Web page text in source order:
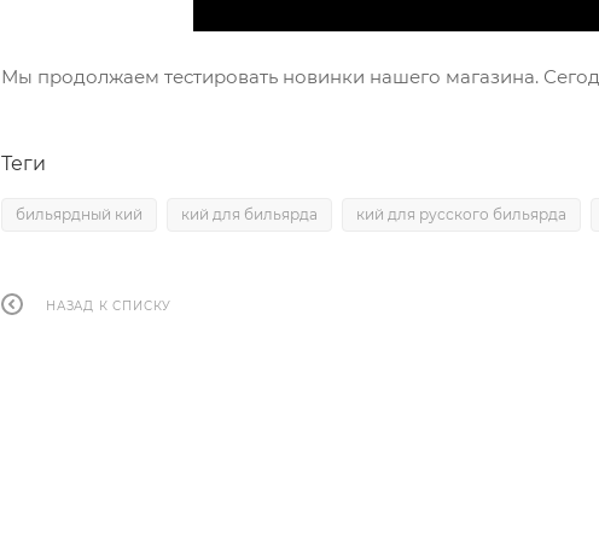
Мы продолжаем тестировать новинки нашего магазина.
Теги
бильярдный кий кий для бильярда кий для русского бильярда
НАЗАД К СПИСКУ